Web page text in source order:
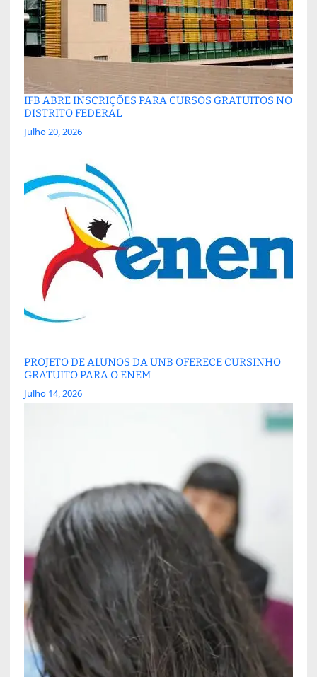
IFB ABRE INSCRIÇÕES PARA CURSOS GRATUITOS NO
DISTRITO FEDERAL
Julho 20, 2026
PROJETO DE ALUNOS DA UNB OFERECE CURSINHO
GRATUITO PARA O ENEM
Julho 14, 2026